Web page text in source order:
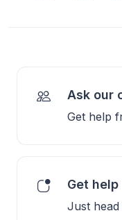
Ask our
Get help
Get
Just